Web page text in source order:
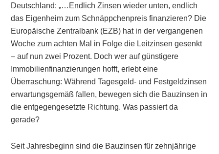
Deutschland: „…Endlich Zinsen wieder unten, endlich
das Eigenheim zum Schnäppchenpreis finanzieren? Die
Europäische Zentralbank (EZB) hat in der vergangenen
Woche zum achten Mal in Folge die Leitzinsen gesenkt
– auf nun zwei Prozent. Doch wer auf günstigere
Immobilienfinanzierungen hofft, erlebt eine
Überraschung: Während Tagesgeld- und Festgeldzinsen
erwartungsgemäß fallen, bewegen sich die Bauzinsen in
die entgegengesetzte Richtung. Was passiert da
gerade?
Seit Jahresbeginn sind die Bauzinsen für zehnjährige